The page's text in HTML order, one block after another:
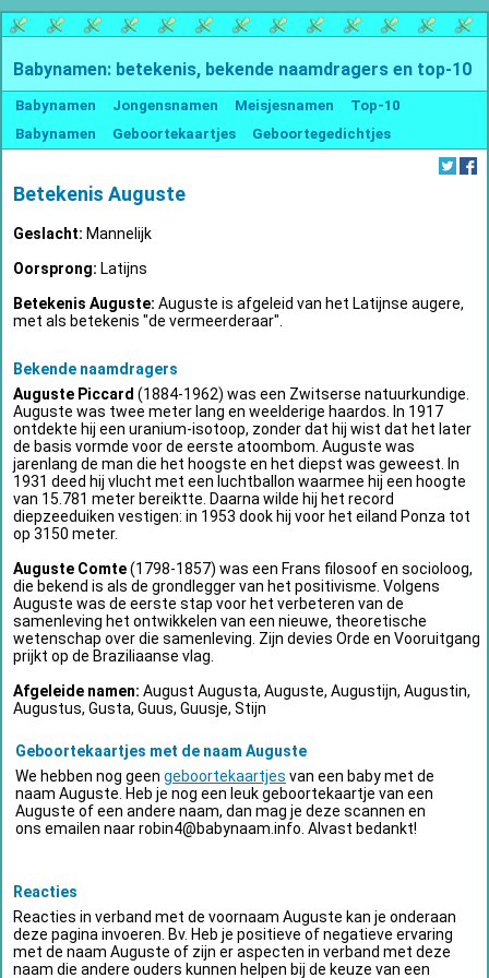
Babynamen: betekenis, bekende naamdragers en top-10
Babynamen Jongensnamen Meisjesnamen
Top-10
Babynamen
Geboortekaartjes Geboortegedichtjes
Betekenis Auguste
Geslacht: Mannelijk
Oorsprong: Latijns
Betekenis Auguste: Auguste is afgeleid van het Latijnse augere,
met als betekenis "de vermeerderaar".
Bekende naamdragers
Auguste Piccard (1884-1962) was een Zwitserse natuurkundige.
Auguste was twee meter lang en weelderige haardos. In 1917
ontdekte hij een uranium-isotoop, zonder dat hij wist dat het later
de basis vormde voor de eerste atoombom. Auguste was
jarenlang de man die het hoogste en het diepst was geweest. In
1931 deed hij vlucht met een luchtballon waarmee hij een hoogte
van 15.781 meter bereiktte. Daarna wilde hij het record
diepzeeduiken vestigen: in 1953 dook hij voor het eiland Ponza tot
op 3150 meter.
Auguste Comte(1798-1857) was een Frans filosoof en socioloog,
die bekend is als de grondlegger van het positivisme. Volgens
Auguste was de eerste stap voor het verbeteren van de
samenleving het ontwikkelen van een nieuwe, theoretische
wetenschap over die samenleving. Zijn devies Orde en Vooruitgang
prijkt op de Braziliaanse vlag.
Afgeleide namen: August Augusta, Auguste, Augustijn, Augustin,
Augustus, Gusta, Guus, Guusje, Stijn
Geboortekaartjes met de naam Auguste
We hebben nog geen geboortekaartjes van een baby met de
naam Auguste. Heb je nog een leuk geboortekaartje van een
Auguste of een andere naam, dan mag je deze scannen en
ons emailen naarrobin4@babynaam.info . Alvast bedankt!
Reacties
Reacties in verband met de voornaam Auguste kan je onderaan
deze pagina invoeren. Bv. Heb je positieve of negatieve ervaring
met de naam Auguste of zijn er aspecten in verband met deze
naam die andere ouders kunnen helpen bij de keuze van een